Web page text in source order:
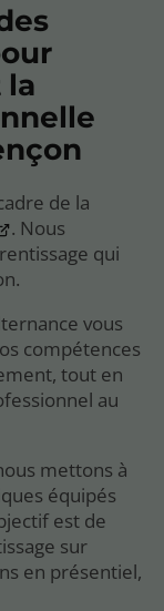
la
de la
. Nous
qui
vous
compétences
tout en
au
mettons à
équipés
est de
sur
en présentiel,